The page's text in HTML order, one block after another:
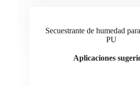
Secuestrante de humedad
PU
Aplicaciones